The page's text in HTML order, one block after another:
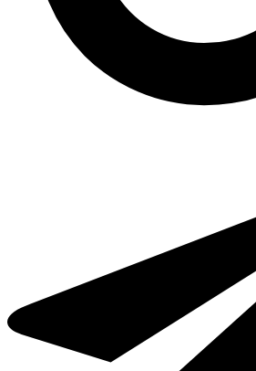
Лоток алюминиевый